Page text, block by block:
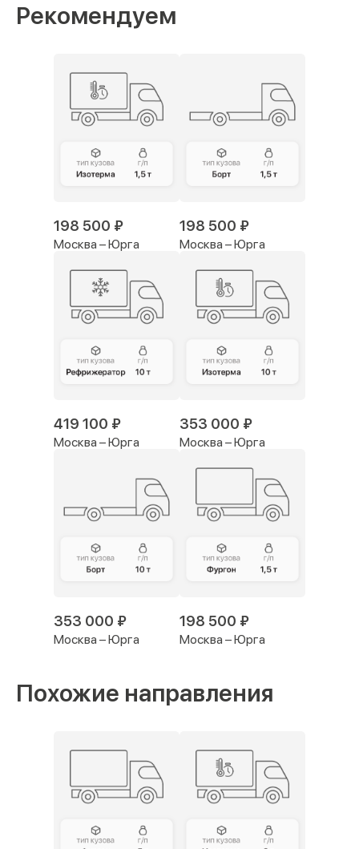
Рекомендуем
198 500 ₽
Москва – Юрга
198 500 ₽
Москва – Юрга
419 100 ₽
Москва – Юрга
353 000 ₽
Москва – Юрга
353 000 ₽
Москва – Юрга
198 500 ₽
Москва – Юрга
Похожие направления